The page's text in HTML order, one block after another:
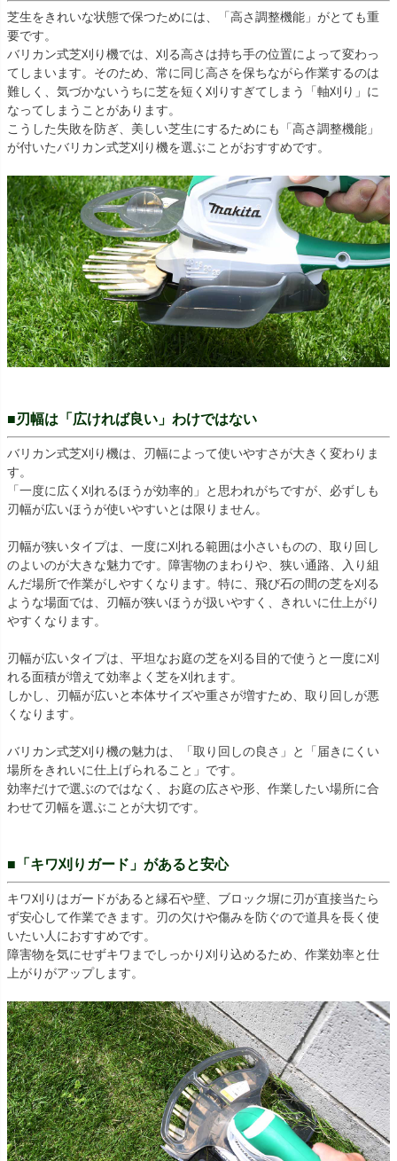
芝生をきれいな状態で保つためには、「高さ調整機能」がとても重
要です。
バリカン式芝刈り機では、刈る高さは持ち手の位置によって変わっ
てしまいます。そのため、常に同じ高さを保ちながら作業するのは
難しく、気づかないうちに芝を短く刈りすぎてしまう「軸刈り」に
なってしまうことがあります。
こうした失敗を防ぎ、美しい芝生にするためにも「高さ調整機能」
が付いたバリカン式芝刈り機を選ぶことがおすすめです。
■刃幅は「広ければ良い」わけではない
バリカン式芝刈り機は、刃幅によって使いやすさが大きく変わりま
す。
「一度に広く刈れるほうが効率的」と思われがちですが、必ずしも
刃幅が広いほうが使いやすいとは限りません。
刃幅が狭いタイプは、一度に刈れる範囲は小さいものの、取り回し
のよいのが大きな魅力です。障害物のまわりや、狭い通路、入り組
んだ場所で作業がしやすくなります。特に、飛び石の間の芝を刈る
ような場面では、刃幅が狭いほうが扱いやすく、きれいに仕上がり
やすくなります。
刃幅が広いタイプは、平坦なお庭の芝を刈る目的で使うと一度に刈
れる面積が増えて効率よく芝を刈れます。
しかし、刃幅が広いと本体サイズや重さが増すため、取り回しが悪
くなります。
バリカン式芝刈り機の魅力は、「取り回しの良さ」と「届きにくい
場所をきれいに仕上げられること」です。
効率だけで選ぶのではなく、お庭の広さや形、作業したい場所に合
わせて刃幅を選ぶことが大切です。
■「キワ刈りガード」があると安心
キワ刈りはガードがあると縁石や壁、ブロック塀に刃が直接当たら
ず安心して作業できます。刃の欠けや傷みを防ぐので道具を長く使
いたい人におすすめです。
障害物を気にせずキワまでしっかり刈り込めるため、作業効率と仕
上がりがアップします。